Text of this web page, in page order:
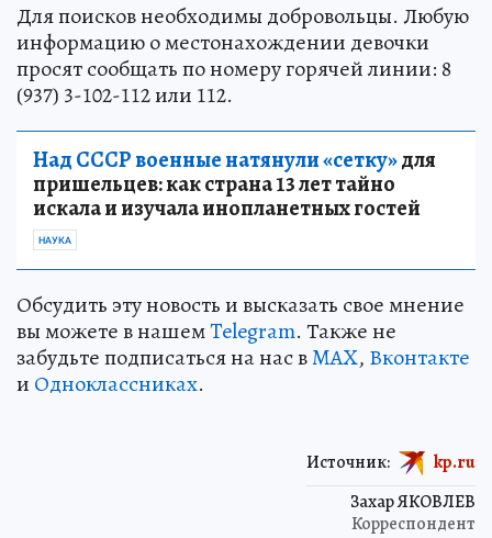
Для поисков необходимы добровольцы. Любую
информацию о местонахождении девочки
просят сообщать по номеру горячей линии: 8
(937) 3-102-112 или 112.
Над СССР военные натянули «сетку»для
пришельцев: как страна 13 лет тайно
искала и изучала инопланетных гостей
НАУКА
Обсудить эту новость и высказать свое мнение
вы можете в нашемTelegram. Также не
забудьте подписаться на нас вMAX, Вконтакте
и Одноклассниках.
Захар ЯКОВЛЕВ
Корреспондент
Источник: kp.ru